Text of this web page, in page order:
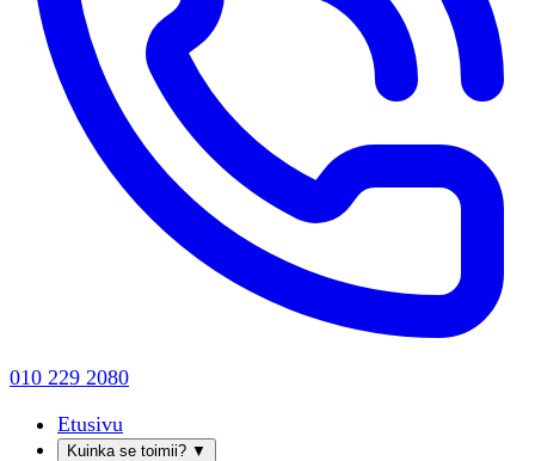
010 229 2080
Etusivu
Kuinka se toimii? ▼